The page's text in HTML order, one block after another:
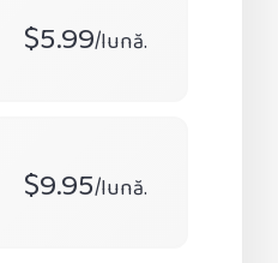
$5.99/lună.
$9.95/lună.